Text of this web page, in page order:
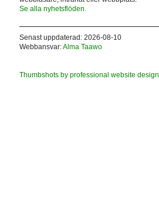
Se alla nyhetsflöden.
Senast uppdaterad: 2026-08-10
Webbansvar:Alma Taawo
Thumbshots by professional website design